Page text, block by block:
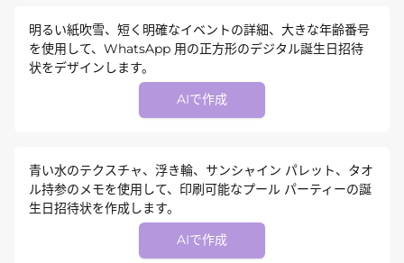
明るい紙吹雪、短く明確なイベントの詳細、大きな年齢番号
を使用して、WhatsApp 用の正方形のデジタル誕生日招待
状をデザインします。
AIで作成
青い水のテクスチャ、浮き輪、サンシャイン パレット、タオ
ル持参のメモを使用して、印刷可能なプール パーティーの誕
生日招待状を作成します。
AIで作成